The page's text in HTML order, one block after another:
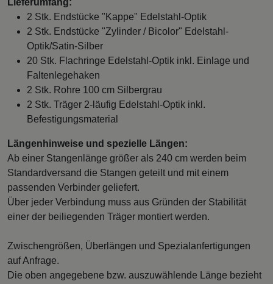
Lieferumfang:
2 Stk. Endstücke "Kappe" Edelstahl-Optik
2 Stk. Endstücke "Zylinder / Bicolor" Edelstahl-
Optik/Satin-Silber
20 Stk. Flachringe Edelstahl-Optik inkl. Einlage und
Faltenlegehaken
2 Stk. Rohre 100 cm Silbergrau
2 Stk. Träger 2-läufig Edelstahl-Optik inkl.
Befestigungsmaterial
Längenhinweise und spezielle Längen:
Ab einer Stangenlänge größer als 240 cm werden beim
Standardversand die Stangen geteilt und mit einem
passenden Verbinder geliefert.
Über jeder Verbindung muss aus Gründen der Stabilität
einer der beiliegenden Träger montiert werden.
Zwischengrößen, Überlängen und Spezialanfertigungen
auf Anfrage.
Die oben angegebene bzw. auszuwählende Länge bezieht